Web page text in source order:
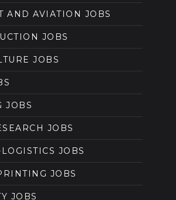
AND AVIATION JOBS
JOBS
JOBS
JOBS
JOBS
JOBS
JOBS
JOBS